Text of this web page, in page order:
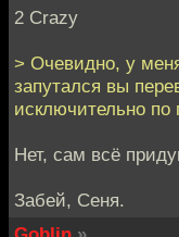
2 Crazy
> Очевидно, у
запутался вы
исключительно по
Нет, сам всё
Забей, Сеня.